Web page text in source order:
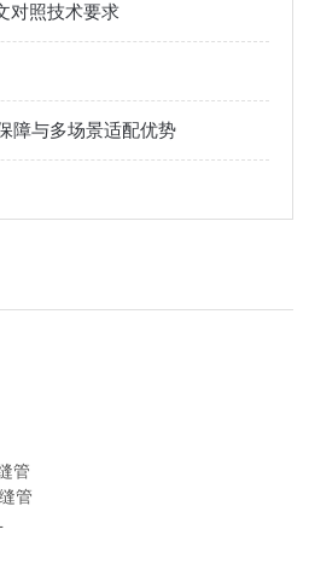
对照技术要求
障与多场景适配优势
管
管